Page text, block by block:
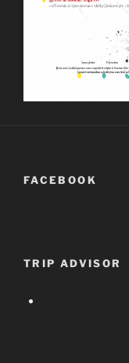
FACEBOOK
TRIP ADVISOR